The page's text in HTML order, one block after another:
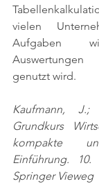
vielen
Aufgaben
Auswertungen
genutzt wird.
Kaufmann,
Grundkurs
kompakte
Einführung. 10.
Springer Vieweg